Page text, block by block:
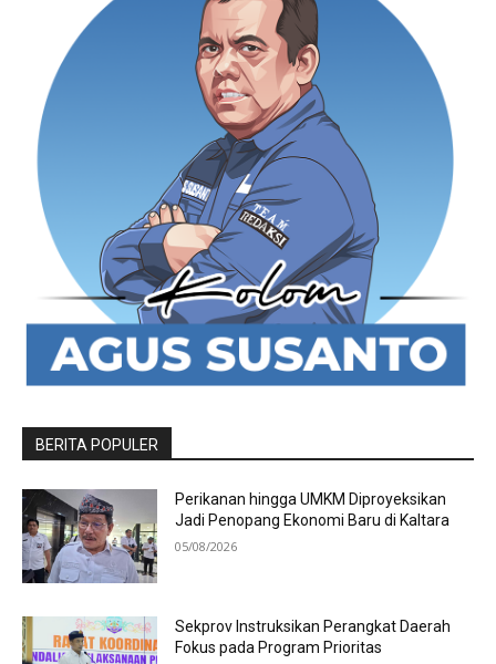
BERITA POPULER
Perikanan hingga UMKM Diproyeksikan
Jadi Penopang Ekonomi Baru di Kaltara
05/08/2026
Sekprov Instruksikan Perangkat Daerah
Fokus pada Program Prioritas